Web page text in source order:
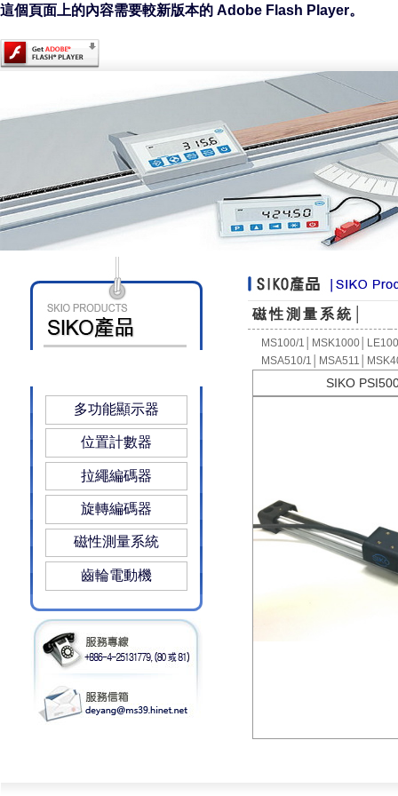
這個頁面上的內容需要較新版本的 Adobe Flash Player。
磁性測量系統│
MS100/1 MSK1000
MSA510/1
MSA511
SIKO
多功能顯示器
位置計數器
拉繩編碼器
旋轉編碼器
磁性測量系統
齒輪電動機